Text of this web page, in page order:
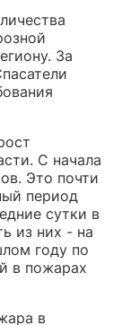
За
С начала
Это почти
период
сутки в
из них - на
году по
в пожарах
в